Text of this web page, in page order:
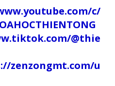
c/
@thie
zenzongmt.com/u